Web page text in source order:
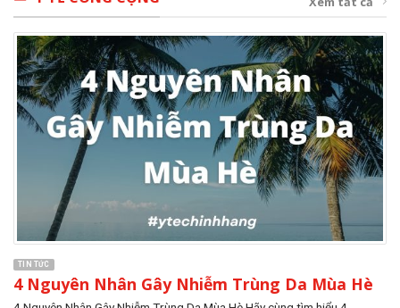
TIN TỨC
4 Nguyên Nhân Gây Nhiễm Trùng Da Mùa Hè